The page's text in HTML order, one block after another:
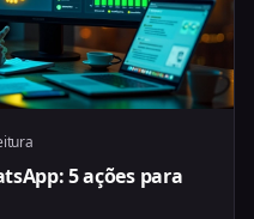
5 ações para